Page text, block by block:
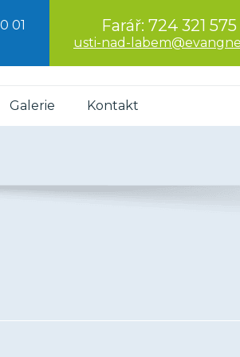
01
Farář: 724 321 575
usti-nad-
Galerie Kontakt